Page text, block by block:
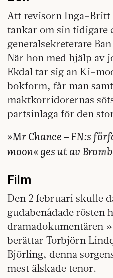
Att revisorn Inga-Britt
tankar om sin tidigare
generalsekreterare
När hon med hjälp av
Ekdal tar sig an Ki-
bokform, får man
maktkorridorernas
partsinlaga för den
»Mr Chance – FN:s
moon« ges ut av
Film
Den 2 februari skulle
gudabenådade rösten
dramadokumentären
berättar Torbjörn
Björling, denna
mest älskade tenor.